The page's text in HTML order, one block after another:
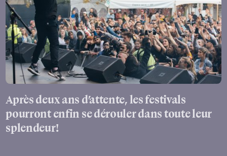
Après deux ans d’attente, les festivals
pourront enfin se dérouler dans toute leur
splendeur!